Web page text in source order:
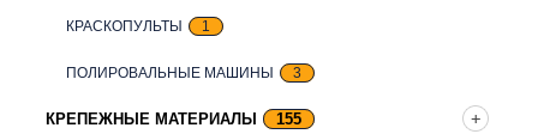
КРАСКОПУЛЬТЫ 1
ПОЛИРОВАЛЬНЫЕ МАШИНЫ 3
КРЕПЕЖНЫЕ МАТЕРИАЛЫ 155